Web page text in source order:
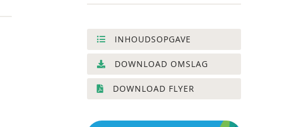
INHOUDSOPGAVE
DOWNLOAD OMSLAG
DOWNLOAD FLYER